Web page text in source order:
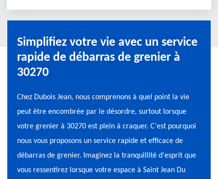
Simplifiez votre vie avec un service
rapide de débarras de grenier à
30270
Chez Dubois Jean, nous comprenons à quel point la vie
peut être encombrée par le désordre, surtout lorsque
votre grenier à 30270 est plein à craquer. C'est pourquoi
nous vous proposons un service rapide et efficace de
débarras de grenier. Imaginez la tranquillité d'esprit que
vous ressentirez lorsque votre espace à Saint Jean Du